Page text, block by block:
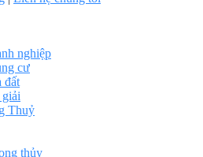
nghiệp
cư
đất
Thuỷ
thủy